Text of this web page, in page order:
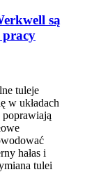
są
pracy
tuleje
w układach
poprawiają
hałas i
tulei